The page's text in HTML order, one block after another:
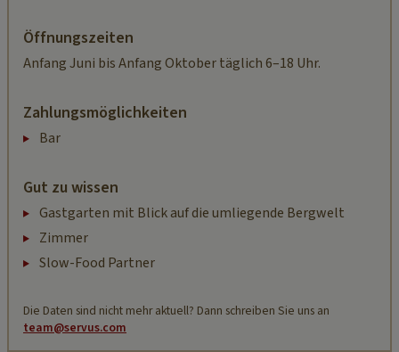
Öffnungszeiten
Anfang Juni bis Anfang Oktober täglich 6–18 Uhr.
Zahlungsmöglichkeiten
Bar
Gut zu wissen
Gastgarten mit Blick auf die umliegende Bergwelt
Zimmer
Slow-Food Partner
Die Daten sind nicht mehr aktuell? Dann schreiben Sie uns an
team@servus.com